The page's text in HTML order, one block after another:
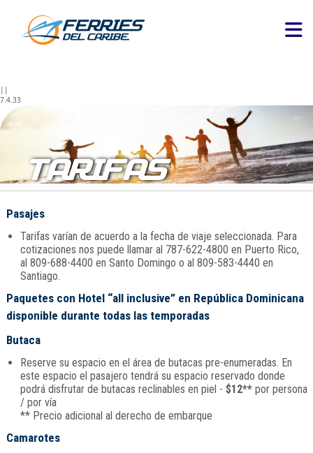
||
7.4.33
TARIFAS
Pasajes
Tarifas varían de acuerdo a la fecha de viaje seleccionada. Para
cotizaciones nos puede llamar al 787-622-4800 en Puerto Rico,
al 809-688-4400 en Santo Domingo o al 809-583-4440 en
Santiago.
Paquetes con Hotel “all inclusive” en República Dominicana
disponible durante todas las temporadas
Butaca
Reserve su espacio en el área de butacas pre-enumeradas. En
este espacio el pasajero tendrá su espacio reservado donde
podrá disfrutar de butacas reclinables en piel - $12**por persona
/ por vía
** Precio adicional al derecho de embarque
Camarotes